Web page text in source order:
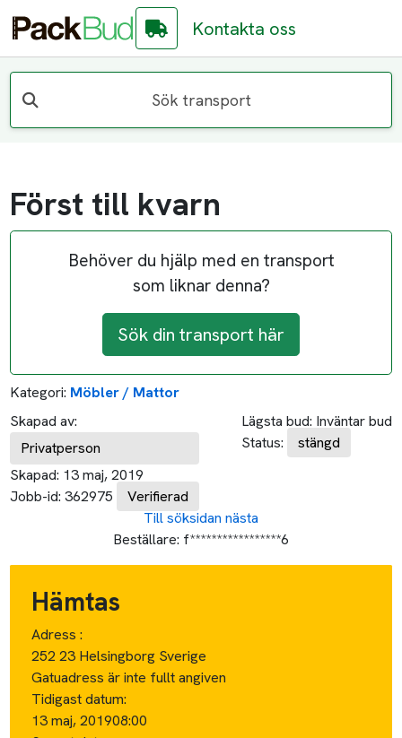
Kontakta oss
Sök transport
Först till kvarn
Behöver du hjälp med en transport
som liknar denna?
Sök din transport här
Kategori: Möbler / Mattor
Skapad av:
Privatperson
Skapad: 13 maj, 2019
Jobb-id: 362975 Verifierad
Lägsta bud: Inväntar bud
Status:
stängd
Till söksidan nästa
Beställare: f*****************6
Hämtas
Adress :
252 23 Helsingborg Sverige
Gatuadress är inte fullt angiven
Tidigast datum:
13 maj, 201908:00